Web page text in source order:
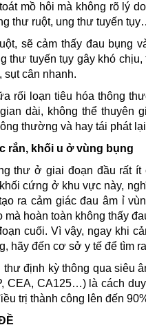
mồ hôi mà không rõ lý
thư ruột, ung thư tuyến
sẽ cảm thấy đau bụng
thư tuyến tụy gây khó
sụt cân nhanh.
rối loạn tiêu hóa thông
dài, không thể thuyên
thường và hay tái phát
rắn, khối u ở vùng bụng
thư ở giai đoạn đầu rất
cứng ở khu vực này,
ra cảm giác đau âm ỉ
mà hoàn toàn không thấy
cuối. Vì vậy, ngay khi
hãy đến cơ sở y tế để tìm
thư định kỳ thông qua siêu
CEA, CA125…) là cách
trị thành công lên đến